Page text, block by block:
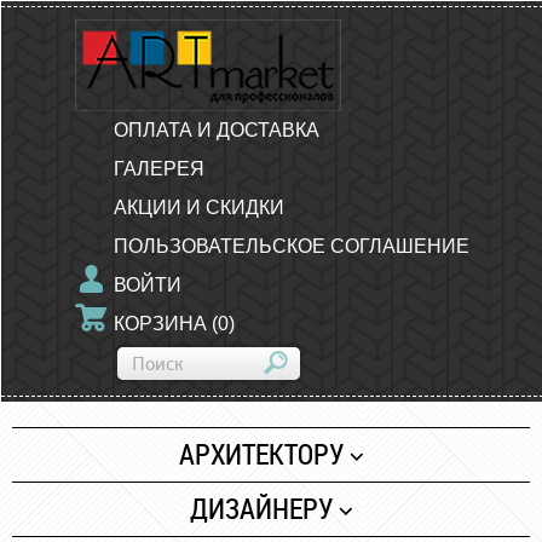
ОПЛАТА И ДОСТАВКА
ГАЛЕРЕЯ
АКЦИИ И СКИДКИ
ПОЛЬЗОВАТЕЛЬСКОЕ СОГЛАШЕНИЕ
ВОЙТИ
КОРЗИНА (0)
АРХИТЕКТОРУ
Бумага
ДИЗАЙНЕРУ